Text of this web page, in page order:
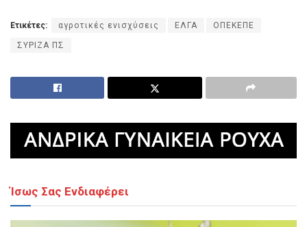
Ετικέτες: αγροτικές ενισχύσεις ΕΛΓΑ ΟΠΕΚΕΠΕ
ΣΥΡΙΖΑ ΠΣ
Ίσως Σας Ενδιαφέρει